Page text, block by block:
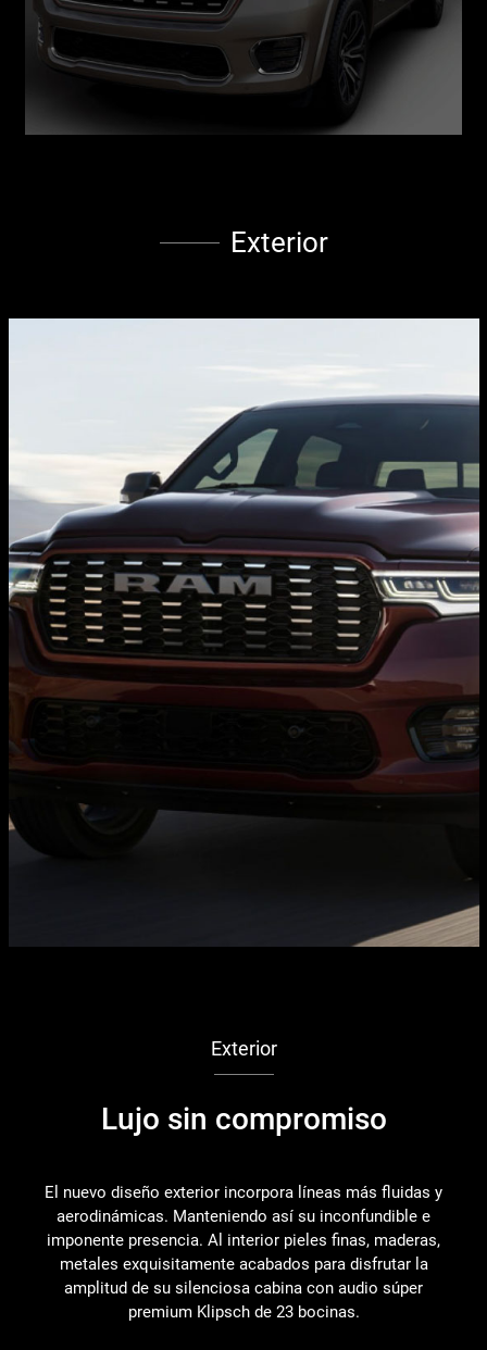
Exterior
Exterior
Lujo sin compromiso
El nuevo diseño exterior incorpora líneas más fluidas y
aerodinámicas. Manteniendo así su inconfundible e
imponente presencia. Al interior pieles finas, maderas,
metales exquisitamente acabados para disfrutar la
amplitud de su silenciosa cabina con audio súper
premium Klipsch de 23 bocinas.